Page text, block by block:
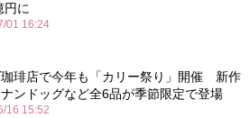
円に
01 16:24
珈琲店で今年も「カリー祭り」開催 新作
ンドッグなど全6品が季節限定で登場
16 15:52